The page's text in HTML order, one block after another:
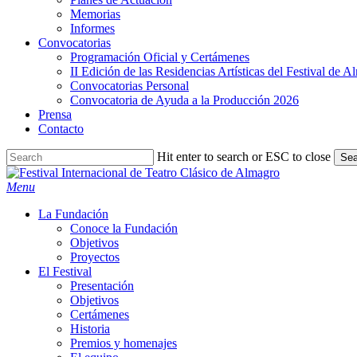
Memorias
Informes
Convocatorias
Programación Oficial y Certámenes
II Edición de las Residencias Artísticas del Festival de
Convocatorias Personal
Convocatoria de Ayuda a la Producción 2026
Prensa
Contacto
Hit enter to search or ESC to close
Close
Search
search
Menu
La Fundación
Conoce la Fundación
Objetivos
Proyectos
El Festival
Presentación
Objetivos
Certámenes
Historia
Premios y homenajes